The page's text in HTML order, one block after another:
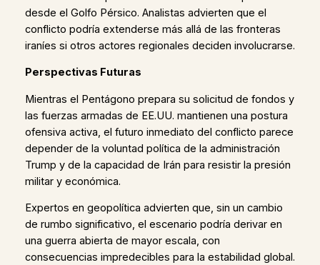
desde el Golfo Pérsico. Analistas advierten que el
conflicto podría extenderse más allá de las fronteras
iraníes si otros actores regionales deciden involucrarse.
Perspectivas Futuras
Mientras el Pentágono prepara su solicitud de fondos y
las fuerzas armadas de EE.UU. mantienen una postura
ofensiva activa, el futuro inmediato del conflicto parece
depender de la voluntad política de la administración
Trump y de la capacidad de Irán para resistir la presión
militar y económica.
Expertos en geopolítica advierten que, sin un cambio
de rumbo significativo, el escenario podría derivar en
una guerra abierta de mayor escala, con
consecuencias impredecibles para la estabilidad global.